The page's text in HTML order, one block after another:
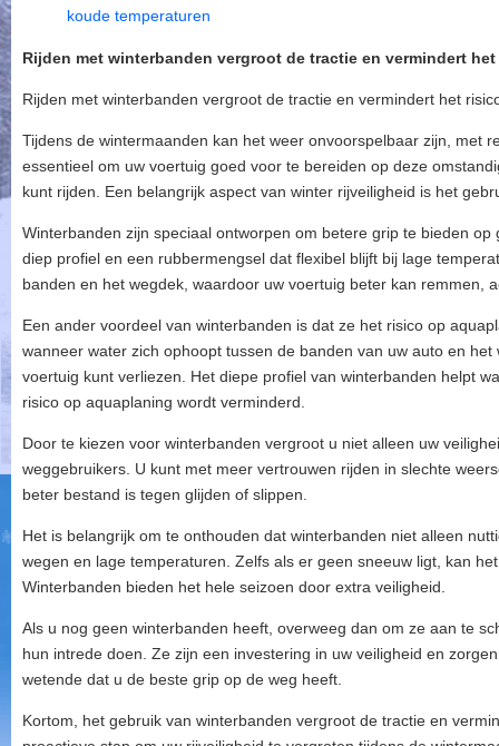
koude temperaturen
Rijden met winterbanden vergroot de tractie en vermindert
Rijden met winterbanden vergroot de tractie en vermindert het
Tijdens de wintermaanden kan het weer onvoorspelbaar zijn, met
essentieel om uw voertuig goed voor te bereiden op deze
kunt rijden. Een belangrijk aspect van winter rijveiligheid is het
Winterbanden zijn speciaal ontworpen om betere grip te bieden
diep profiel en een rubbermengsel dat flexibel blijft bij lage
banden en het wegdek, waardoor uw voertuig beter kan remmen,
Een ander voordeel van winterbanden is dat ze het risico op
wanneer water zich ophoopt tussen de banden van uw auto en
voertuig kunt verliezen. Het diepe profiel van winterbanden helpt
risico op aquaplaning wordt verminderd.
Door te kiezen voor winterbanden vergroot u niet alleen uw
weggebruikers. U kunt met meer vertrouwen rijden in slechte
beter bestand is tegen glijden of slippen.
Het is belangrijk om te onthouden dat winterbanden niet alleen
wegen en lage temperaturen. Zelfs als er geen sneeuw ligt, kan
Winterbanden bieden het hele seizoen door extra veiligheid.
Als u nog geen winterbanden heeft, overweeg dan om ze aan te
hun intrede doen. Ze zijn een investering in uw veiligheid en
wetende dat u de beste grip op de weg heeft.
Kortom, het gebruik van winterbanden vergroot de tractie en